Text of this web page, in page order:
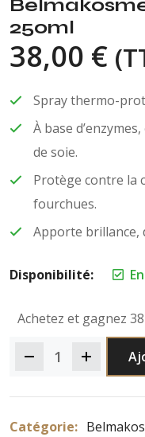
250ml
38,00 €
Spray thermo-
À base
de soie.
Protège contre la
fourchues.
Apporte brillance,
Disponibilité:
Achetez et gagnez
Catégorie: